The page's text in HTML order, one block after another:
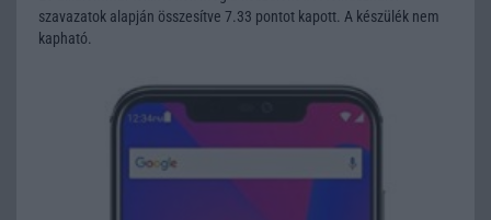
szavazatok alapján összesítve 7.33 pontot kapott. A készülék nem
kapható.